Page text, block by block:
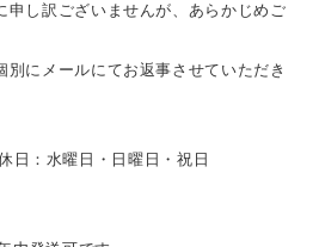
し訳ございませんが、あらかじめご
にメールにてお返事させていただき
日：水曜日・日曜日・祝日